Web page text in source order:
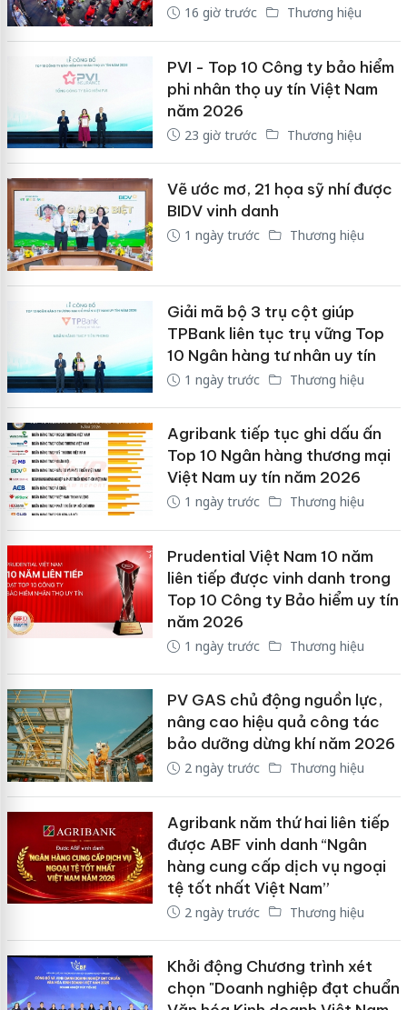
16 giờ trước Thương hiệu
PVI - Top 10 Công ty bảo hiểm
phi nhân thọ uy tín Việt Nam
năm 2026
23 giờ trước Thương hiệu
Vẽ ước mơ, 21 họa sỹ nhí được
BIDV vinh danh
1 ngày trước Thương hiệu
Giải mã bộ 3 trụ cột giúp
TPBank liên tục trụ vững Top
10 Ngân hàng tư nhân uy tín
1 ngày trước Thương hiệu
Agribank tiếp tục ghi dấu ấn
Top 10 Ngân hàng thương mại
Việt Nam uy tín năm 2026
1 ngày trước Thương hiệu
Prudential Việt Nam 10 năm
liên tiếp được vinh danh trong
Top 10 Công ty Bảo hiểm uy tín
năm 2026
1 ngày trước Thương hiệu
PV GAS chủ động nguồn lực,
nâng cao hiệu quả công tác
bảo dưỡng dừng khí năm 2026
2 ngày trước Thương hiệu
Agribank năm thứ hai liên tiếp
được ABF vinh danh “Ngân
hàng cung cấp dịch vụ ngoại
tệ tốt nhất Việt Nam”
2 ngày trước Thương hiệu
Khởi động Chương trình xét
chọn "Doanh nghiệp đạt chuẩn